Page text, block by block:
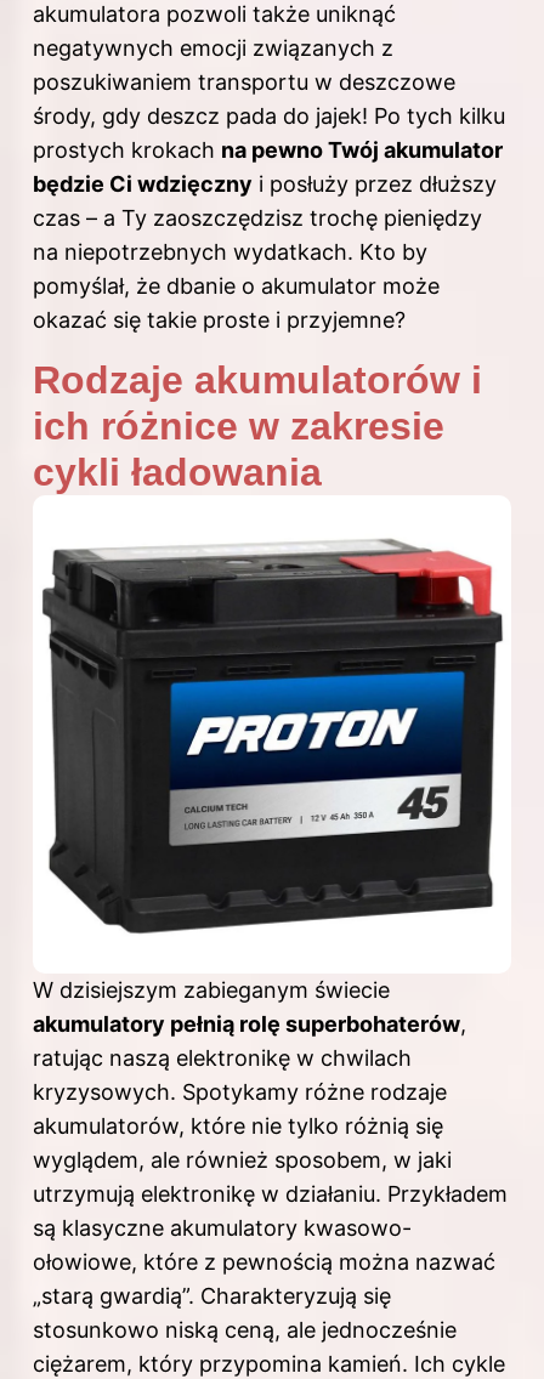
akumulatora pozwoli także uniknąć
negatywnych emocji związanych z
poszukiwaniem transportu w deszczowe
środy, gdy deszcz pada do jajek! Po tych kilku
prostych krokach na pewno Twój akumulator
będzie Ci wdzięczny i posłuży przez dłuższy
czas – a Ty zaoszczędzisz trochę pieniędzy
na niepotrzebnych wydatkach. Kto by
pomyślał, że dbanie o akumulator może
okazać się takie proste i przyjemne?
Rodzaje akumulatorów i
ich różnice w zakresie
cykli ładowania
W dzisiejszym zabieganym świecie
akumulatory pełnią rolę superbohaterów,
ratując naszą elektronikę w chwilach
kryzysowych. Spotykamy różne rodzaje
akumulatorów, które nie tylko różnią się
wyglądem, ale również sposobem, w jaki
utrzymują elektronikę w działaniu. Przykładem
są klasyczne akumulatory kwasowo-
ołowiowe, które z pewnością można nazwać
„starą gwardią”. Charakteryzują się
stosunkowo niską ceną, ale jednocześnie
ciężarem, który przypomina kamień. Ich cykle